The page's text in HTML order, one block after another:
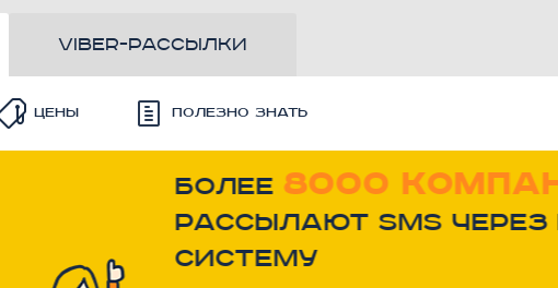
viber-рассылки
Цены Полезно знать
Более8000
рассылают SMS через
систему